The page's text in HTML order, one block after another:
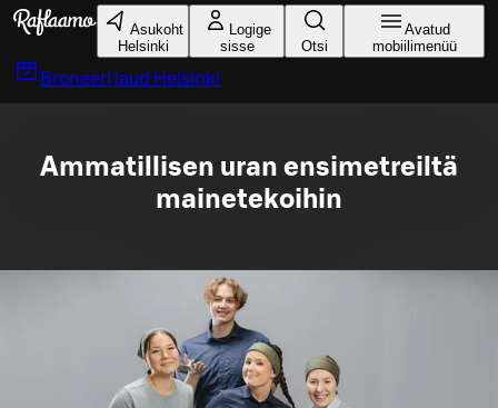
Liigu peamise sisu juurde
Asukoht
Helsinki
Logige
sisse
Otsi
Avatud
mobiilimenüü
Broneeri laud Helsinki
Ammatillisen uran ensimetreiltä
mainetekoihin